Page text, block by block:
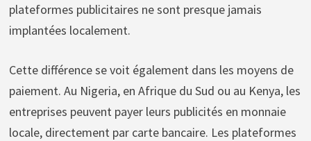
plateformes publicitaires ne sont presque jamais
implantées localement.
Cette différence se voit également dans les moyens de
paiement. Au Nigeria, en Afrique du Sud ou au Kenya, les
entreprises peuvent payer leurs publicités en monnaie
locale, directement par carte bancaire. Les plateformes